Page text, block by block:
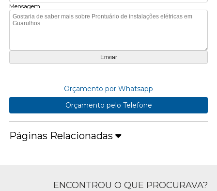
Mensagem
Orçamento por Whatsapp
Orçamento pelo Telefone
Páginas Relacionadas
ENCONTROU O QUE PROCURAVA?